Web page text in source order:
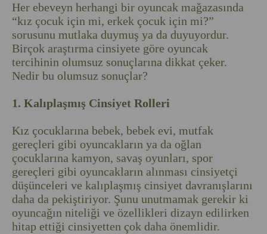
Her ebeveyn herhangi bir oyuncak mağazasında
“kız çocuk için mi, erkek çocuk için mi?”
sorusunu mutlaka duymuş ya da duyuyordur.
Birçok araştırma cinsiyete göre oyuncak
tercihinin olumsuz sonuçlarına dikkat çeker.
Nedir bu olumsuz sonuçlar?
1. Kalıplaşmış Cinsiyet Rolleri
Kız çocuklarına bebek, bebek evi, mutfak
gereçleri gibi oyuncakların ya da oğlan
çocuklarına kamyon, savaş oyunları, spor
gereçleri gibi oyuncakların alınması cinsiyetçi
düşünceleri ve kalıplaşmış cinsiyet davranışlarını
daha da pekiştiriyor. Şunu unutmamak gerekir ki
oyuncağın niteliği ve özellikleri dizayn edilirken
hitap ettiği cinsiyetten çok daha önemlidir.